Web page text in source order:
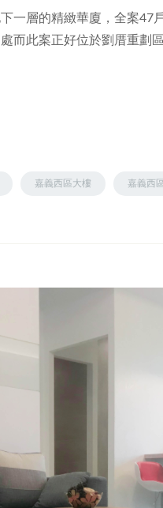
一層的精緻華廈，全案47
而此案正好位於劉厝重劃
嘉義西區大樓 嘉義西